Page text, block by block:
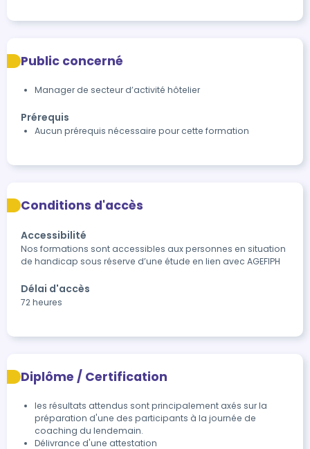
Public concerné
Manager de secteur d’activité hôtelier
Prérequis
Aucun prérequis nécessaire pour cette formation
Conditions d'accès
Accessibilité
Nos formations sont accessibles aux personnes en situation
de handicap sous réserve d’une étude en lien avec AGEFIPH
Délai d'accès
72 heures
Diplôme / Certification
les résultats attendus sont principalement axés sur la
préparation d'une des participants à la journée de
coaching du lendemain.
Délivrance d'une attestation